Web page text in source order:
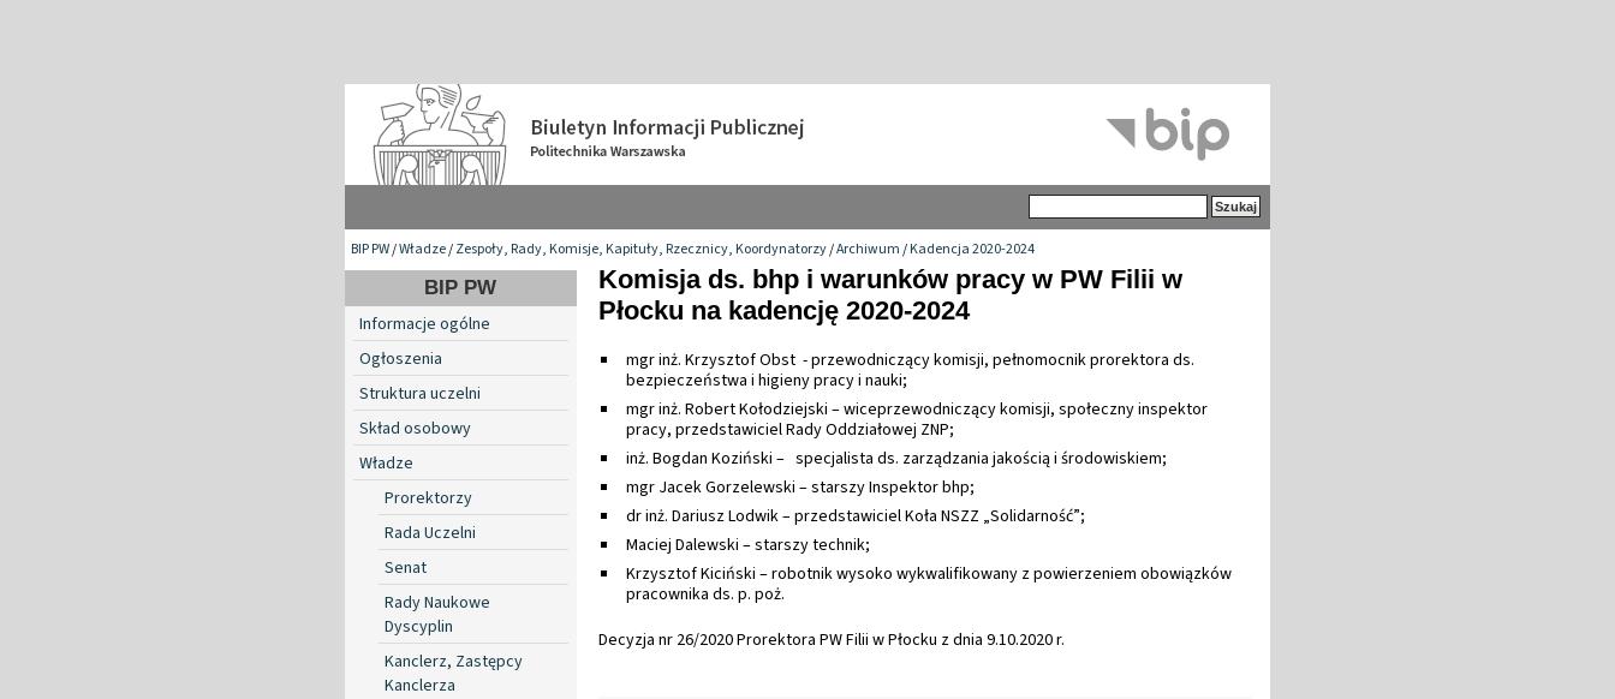
BIP PW/Władze/Zespoły, Rady, Komisje, Kapituły, Rzecznicy, Koordynatorzy/Archiwum/Kadencja 2020-2024
BIP PW
Informacje ogólne
Ogłoszenia
Struktura uczelni
Skład osobowy
Władze
Prorektorzy
Rada Uczelni
Senat
Rady Naukowe
Dyscyplin
Kanclerz, Zastępcy
Kanclerza
Komisja ds. bhp i warunków pracy w PW Filii w
Płocku na kadencję 2020-2024
mgr inż. Krzysztof Obst - przewodniczący komisji, pełnomocnik prorektora ds.
bezpieczeństwa i higieny pracy i nauki;
mgr inż. Robert Kołodziejski – wiceprzewodniczący komisji, społeczny inspektor
pracy, przedstawiciel Rady Oddziałowej ZNP;
inż. Bogdan Koziński – specjalista ds. zarządzania jakością i środowiskiem;
mgr Jacek Gorzelewski – starszy Inspektor bhp;
dr inż. Dariusz Lodwik – przedstawiciel Koła NSZZ „Solidarność”;
Maciej Dalewski – starszy technik;
Krzysztof Kiciński – robotnik wysoko wykwalifikowany z powierzeniem obowiązków
pracownika ds. p. poż.
Decyzja nr 26/2020 Prorektora PW Filii w Płocku z dnia 9.10.2020 r.